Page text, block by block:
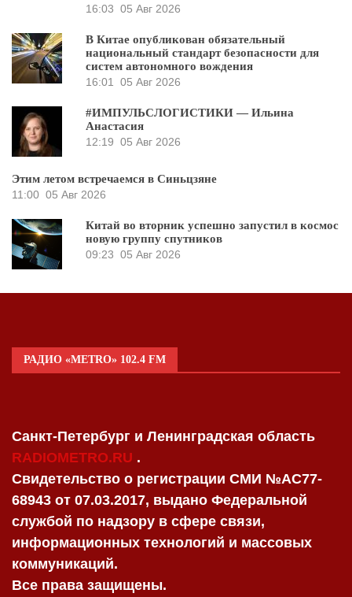
16:03 05 Авг 2026
В Китае опубликован обязательный
национальный стандарт безопасности для
систем автономного вождения
16:01
05 Авг 2026
#ИМПУЛЬСЛОГИСТИКИ — Ильина
Анастасия
12:19 05 Авг 2026
Этим летом встречаемся в Синьцзяне
11:00 05 Авг 2026
Китай во вторник успешно запустил в космос
новую группу спутников
09:23 05 Авг 2026
РАДИО «METRO» 102.4 FM
Санкт-Петербург и Ленинградская область
RADIOMETRO.RU .
Свидетельство о регистрации СМИ №AC77-
68943 от 07.03.2017, выдано Федеральной
службой по надзору в сфере связи,
информационных технологий и массовых
коммуникаций.
Все права защищены.